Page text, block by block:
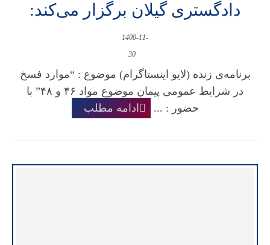
دادگستری گیلان برگزار می‌کند:
1400-11-
30
برنامه‌ی زنده (لایو اینستاگرام) موضوع : “موارد فسخ
در شرایط عمومی پیمان موضوع مواد ۴۶ و ۴۸” با
حضور : ...
ادامه مطلب